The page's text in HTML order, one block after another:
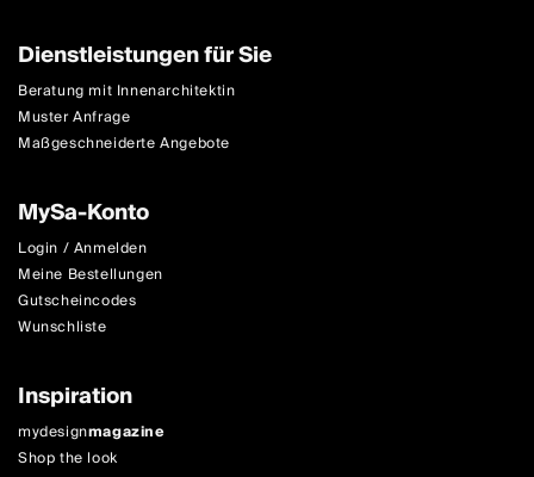
Dienstleistungen für Sie
Beratung mit Innenarchitektin
Muster Anfrage
Maßgeschneiderte Angebote
MySa-Konto
Login / Anmelden
Meine Bestellungen
Gutscheincodes
Wunschliste
Inspiration
mydesignmagazine
Shop the look